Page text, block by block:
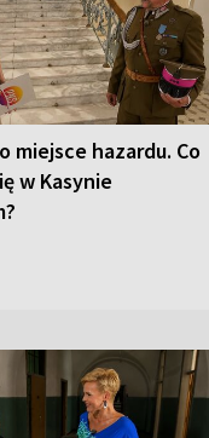
miejsce hazardu. Co
w Kasynie